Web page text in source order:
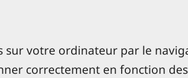
sur votre ordinateur par le
correctement en fonction